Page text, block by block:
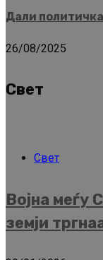
Дали
26/08/2025
Свет
Свет
Војна меѓу
земји